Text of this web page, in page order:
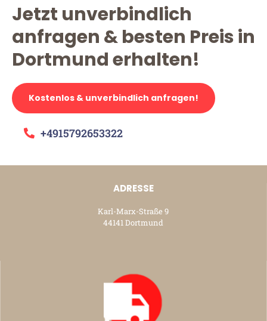
Jetzt unverbindlich
anfragen & besten Preis in
Dortmund erhalten!
Kostenlos & unverbindlich anfragen!
+4915792653322
ADRESSE
Karl-Marx-Straße 9
44141 Dortmund